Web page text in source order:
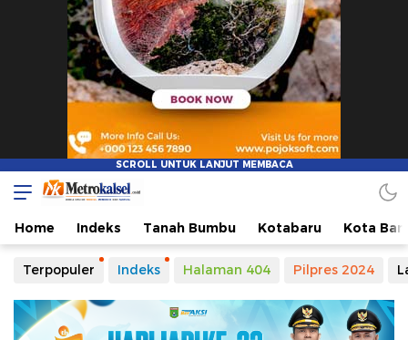
Metro Kalsel
Media Online Terkini, Faktual dan Mendidik
Home Indeks Tanah Bumbu Kotabaru Kota
Terpopuler Indeks Halaman 404 Pilpres 2024